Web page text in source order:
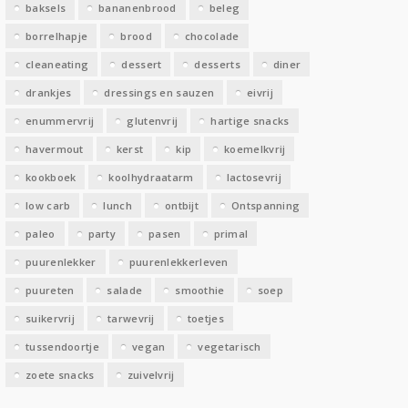
baksels bananenbrood beleg
borrelhapje brood chocolade
cleaneating dessert desserts diner
drankjes dressings en sauzen eivrij
enummervrij glutenvrij hartige snacks
havermout kerst kip koemelkvrij
kookboek koolhydraatarm lactosevrij
low carb lunch ontbijt Ontspanning
paleo party pasen primal
puurenlekker puurenlekkerleven
puureten salade smoothie soep
suikervrij tarwevrij toetjes
tussendoortje vegan vegetarisch
zoete snacks zuivelvrij